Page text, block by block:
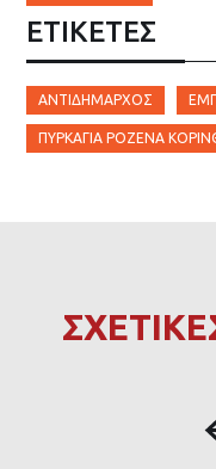
ΕΤΙΚΈΤΕΣ
ΑΝΤΙΔΉΜΑΡΧΟΣ
ΠΥΡΚΑΓΙΆ ΡΟΖΕΝΆ